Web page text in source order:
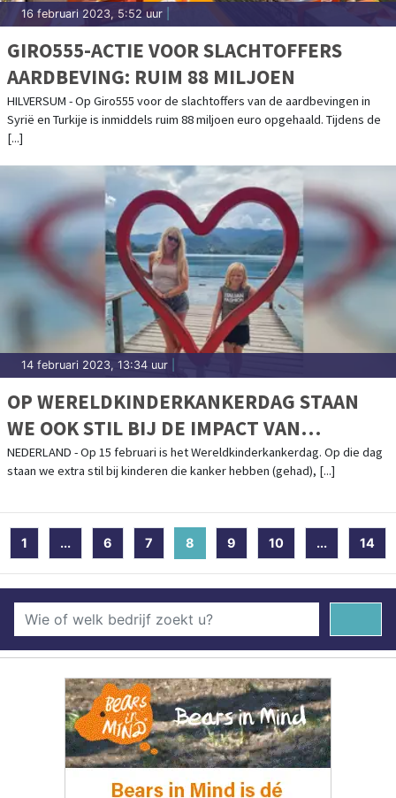
16 februari 2023, 5:52 uur
GIRO555-ACTIE VOOR SLACHTOFFERS
AARDBEVING: RUIM 88 MILJOEN
HILVERSUM - Op Giro555 voor de slachtoffers van de aardbevingen in
Syrië en Turkije is inmiddels ruim 88 miljoen euro opgehaald. Tijdens de
[...]
14 februari 2023, 13:34 uur
OP WERELDKINDERKANKERDAG STAAN
WE OOK STIL BIJ DE IMPACT VAN
KINDERKANKER OP HET GEZIN
NEDERLAND - Op 15 februari is het Wereldkinderkankerdag. Op die dag
staan we extra stil bij kinderen die kanker hebben (gehad), [...]
1 ... 6 7 8 (current)
9 10 ... 14